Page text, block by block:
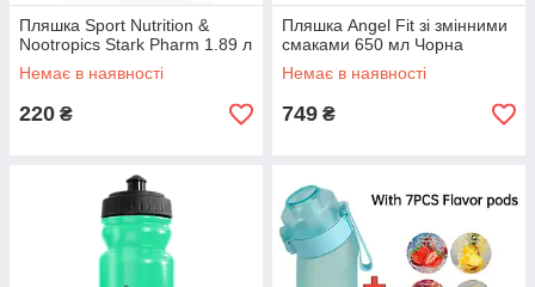
Пляшка Sport Nutrition &
Nootropics Stark Pharm 1.89 л
Немає в наявності
220 ₴
Пляшка Angel Fit зі змінними
смаками 650 мл Чорна
Немає в наявності
749 ₴